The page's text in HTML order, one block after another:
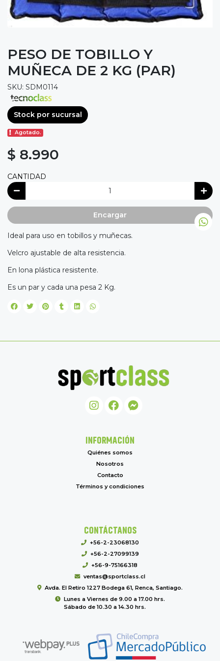
PESO DE TOBILLO Y
MUÑECA DE 2 KG (PAR)
SKU: SDM0114
Stock por sucursal
Agotado.
$ 8.990
CANTIDAD
Encargar
Ideal para uso en tobillos y muñecas.
Velcro ajustable de alta resistencia.
En lona plástica resistente.
Es un par y cada una pesa 2 Kg.
INFORMACIÓN
Quiénes somos
Nosotros
Contacto
Términos y condiciones
CONTÁCTANOS
+56-2-23068130
+56-2-27099139
+56-9-75166318
ventas@sportclass.cl
Avda. El Retiro 1227 Bodega 61, Renca, Santiago.
Lunes a Viernes de 9.00 a 17.00 hrs.
Sábado de 10.30 a 14.30 hrs.